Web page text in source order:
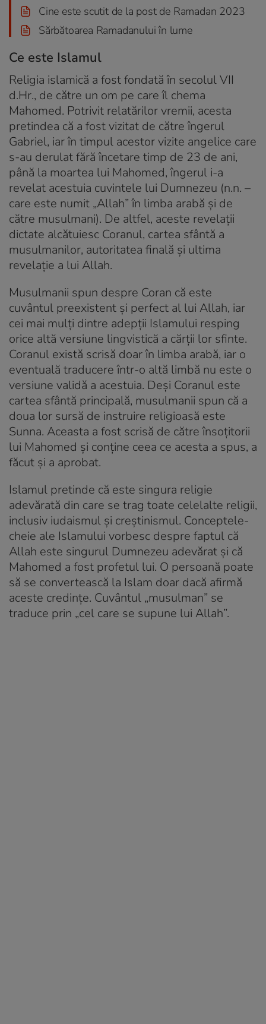
Cine este scutit de la post de Ramadan 2023
Sărbătoarea Ramadanului în lume
Ce este Islamul
Religia islamică a fost fondată în secolul VII
d.Hr., de către un om pe care îl chema
Mahomed. Potrivit relatărilor vremii, acesta
pretindea că a fost vizitat de către îngerul
Gabriel, iar în timpul acestor vizite angelice care
s-au derulat fără încetare timp de 23 de ani,
până la moartea lui Mahomed, îngerul i-a
revelat acestuia cuvintele lui Dumnezeu (n.n. –
care este numit „Allah” în limba arabă și de
către musulmani). De altfel, aceste revelații
dictate alcătuiesc Coranul, cartea sfântă a
musulmanilor, autoritatea finală și ultima
revelație a lui Allah.
Musulmanii spun despre Coran că este
cuvântul preexistent și perfect al lui Allah, iar
cei mai mulți dintre adepții Islamului resping
orice altă versiune lingvistică a cărții lor sfinte.
Coranul există scrisă doar în limba arabă, iar o
eventuală traducere într-o altă limbă nu este o
versiune validă a acestuia. Deși Coranul este
cartea sfântă principală, musulmanii spun că a
doua lor sursă de instruire religioasă este
Sunna. Aceasta a fost scrisă de către însoțitorii
lui Mahomed și conține ceea ce acesta a spus, a
făcut și a aprobat.
Islamul pretinde că este singura religie
adevărată din care se trag toate celelalte religii,
inclusiv iudaismul și creștinismul. Conceptele-
cheie ale Islamului vorbesc despre faptul că
Allah este singurul Dumnezeu adevărat și că
Mahomed a fost profetul lui. O persoană poate
să se convertească la Islam doar dacă afirmă
aceste credințe. Cuvântul „musulman” se
traduce prin „cel care se supune lui Allah”.